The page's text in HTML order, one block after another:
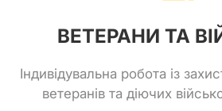
ВЕТЕРАНИ ТА
Індивідувальна робота із
ветеранів та діючих